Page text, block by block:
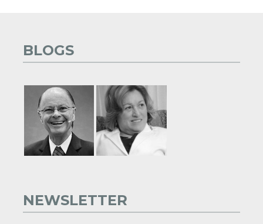
BLOGS
NEWSLETTER